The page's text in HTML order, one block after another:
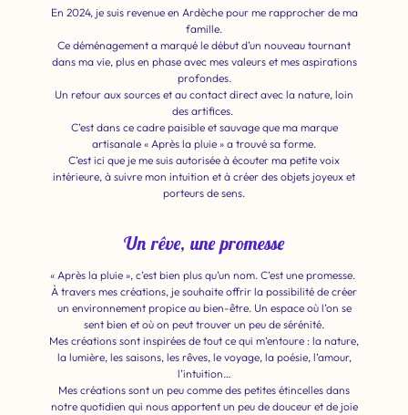
En 2024, je suis revenue en Ardèche pour me rapprocher de ma
famille.
Ce déménagement a marqué le début d’un nouveau tournant
dans ma vie, plus en phase avec mes valeurs et mes aspirations
profondes.
Un retour aux sources et au contact direct avec la nature, loin
des artifices.
C’est dans ce cadre paisible et sauvage que ma marque
artisanale « Après la pluie » a trouvé sa forme.
C’est ici que je me suis autorisée à écouter ma petite voix
intérieure, à suivre mon intuition et à créer des objets joyeux et
porteurs de sens.
Un rêve, une promesse
« Après la pluie », c’est bien plus qu’un nom. C’est une promesse.
À travers mes créations, je souhaite offrir la possibilité de créer
un environnement propice au bien-être. Un espace où l’on se
sent bien et où on peut trouver un peu de sérénité.
Mes créations sont inspirées de tout ce qui m’entoure : la nature,
la lumière, les saisons, les rêves, le voyage, la poésie, l’amour,
l’intuition…
Mes créations sont un peu comme des petites étincelles dans
notre quotidien qui nous apportent un peu de douceur et de joie